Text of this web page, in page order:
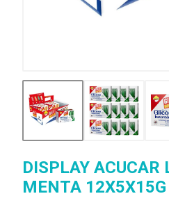
DISPLAY ACUCAR
MENTA 12X5X15G